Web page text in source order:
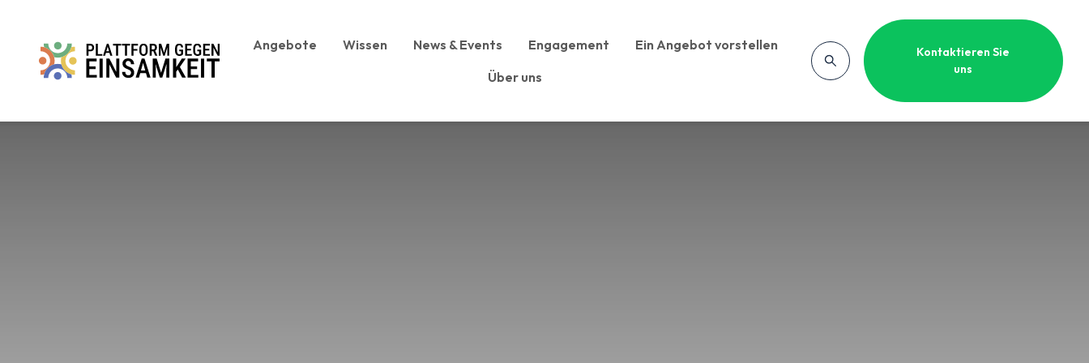
Angebote Wissen News & Events Engagement
Ein Angebot vorstellen
Über uns
Kontaktieren Sie
uns